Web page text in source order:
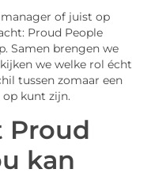
of juist op
Proud People
Samen brengen we
we welke rol écht
tussen zomaar een
op kunt zijn.
Proud
kan